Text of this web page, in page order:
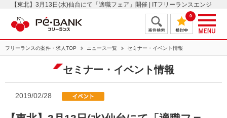
【東北】3月13日(水)仙台にて「適職フェア」開催 | ITフリーランスエンジ
0
フリーランスの案件・求人TOP ニュース一覧 セミナー・イベント情報
セミナー・イベント情報
2019/02/28